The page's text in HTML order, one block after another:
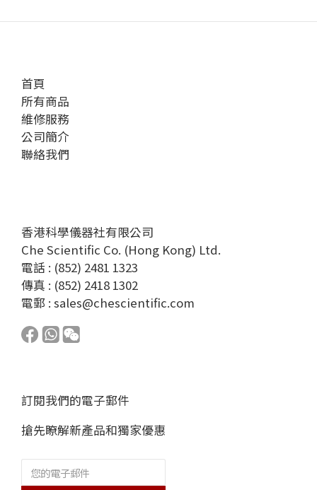
首頁
所有商品
維修服務
公司簡介
聯絡我們
香港科學儀器社有限公司
Che Scientific Co. (Hong Kong) Ltd.
電話 : (852) 2481 1323
傳真 : (852) 2418 1302
電郵 : sales@chescientific.com
訂閱我們的電子郵件
搶先瞭解新產品和獨家優惠